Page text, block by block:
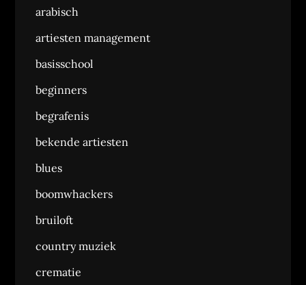
arabisch
artiesten management
basisschool
beginners
begrafenis
bekende artiesten
blues
boomwhackers
bruiloft
country muziek
crematie